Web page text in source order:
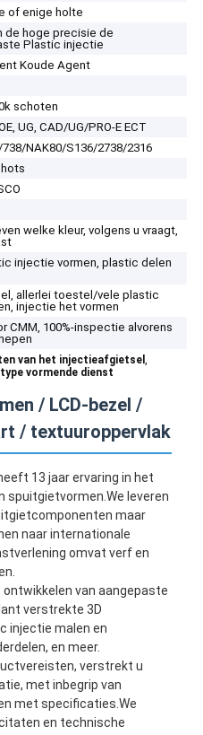
of enige holte
de hoge precisie de
Plastic injectie
Koude Agent
schoten
UG, CAD/UG/PRO-E ECT
NAK80/S136/2738/2316
welke kleur, volgens u vraagt,
injectie vormen, plastic delen
allerlei toestel/vele plastic
injectie het vormen
CMM, 100%-inspectie alvorens
van het injectieafgietsel,
vormende dienst
/ LCD-bezel /
/ textuuroppervlak
13 jaar ervaring in het
spuitgietvormen.We leveren
maar
naar internationale
omvat verf en
van aangepaste
verstrekte 3D
injectie malen en
en meer.
verstrekt u
met inbegrip van
met specificaties.We
en technische